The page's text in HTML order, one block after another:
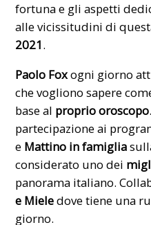
fortuna e gli aspetti
alle vicissitudini di
2021.
Paolo Foxogni giorno
che vogliono sapere
base al proprio oroscopo
partecipazione ai
e Mattino in famiglia
considerato uno dei
panorama italiano.
e Mieledove tiene una
giorno.